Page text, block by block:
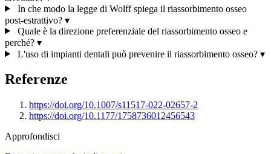
In che modo la legge di Wolff spiega il riassorbimento osseo
post-estrattivo? ▾
Quale è la direzione preferenziale del riassorbimento osseo e
perché? ▾
L'uso di impianti dentali può prevenire il riassorbimento osseo? ▾
Referenze
https://doi.org/10.1007/s11517-022-02657-2
https://doi.org/10.1177/1758736012456543
Approfondisci